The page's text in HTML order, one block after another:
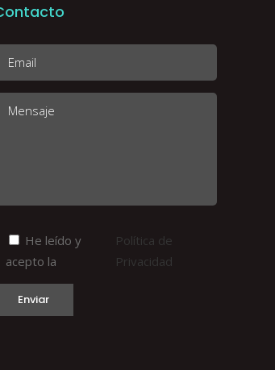
He leído y
acepto la
Política de
Privacidad